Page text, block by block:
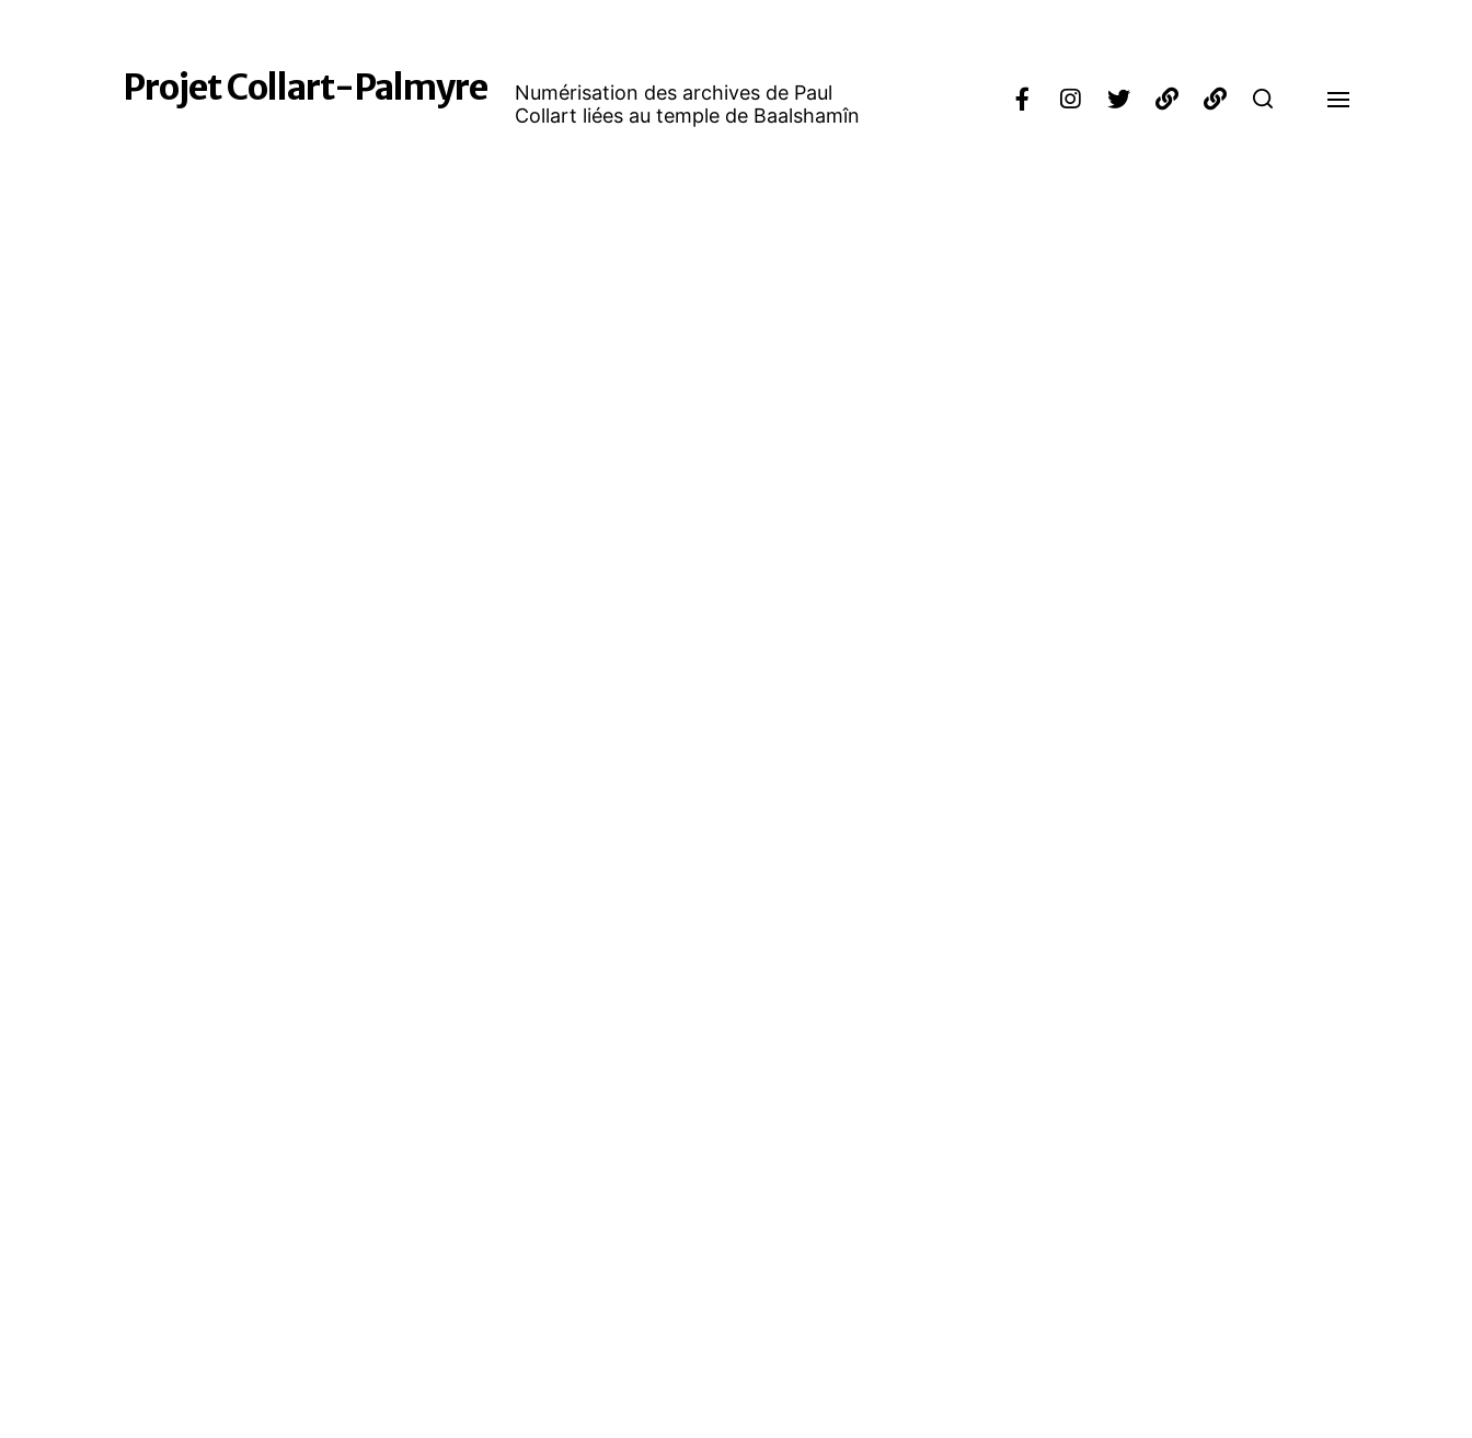
Projet Collart-Palmyre
Numérisation des archives de Paul
Collart liées au temple de Baalshamîn